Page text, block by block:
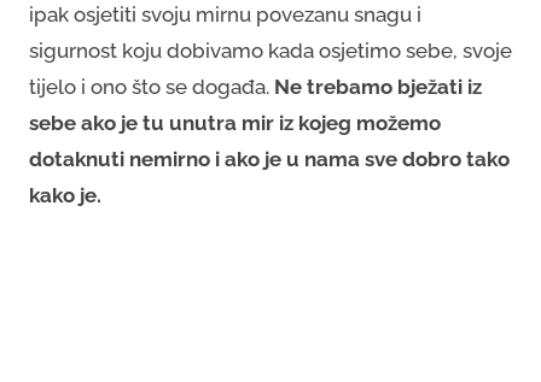
ipak osjetiti svoju mirnu povezanu snagu i
sigurnost koju dobivamo kada osjetimo sebe, svoje
tijelo i ono što se događa. Ne trebamo bježati iz
sebe ako je tu unutra mir iz kojeg možemo
dotaknuti nemirno i ako je u nama sve dobro tako
kako je.